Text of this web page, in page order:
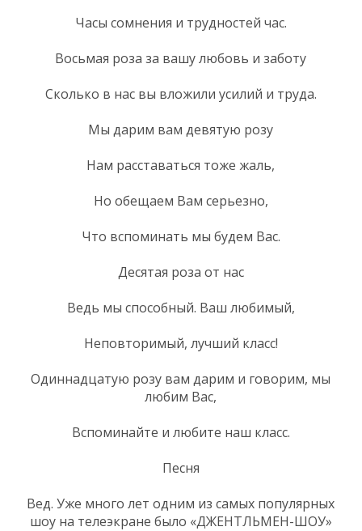
Часы сомнения и трудностей час.
Восьмая роза за вашу любовь и заботу
Сколько в нас вы вложили усилий и труда.
Мы дарим вам девятую розу
Нам расставаться тоже жаль,
Но обещаем Вам серьезно,
Что вспоминать мы будем Вас.
Десятая роза от нас
Ведь мы способный. Ваш любимый,
Неповторимый, лучший класс!
Одиннадцатую розу вам дарим и говорим, мы
любим Вас,
Вспоминайте и любите наш класс.
Песня
Вед. Уже много лет одним из самых популярных
шоу на телеэкране было «ДЖЕНТЛЬМЕН-ШОУ»